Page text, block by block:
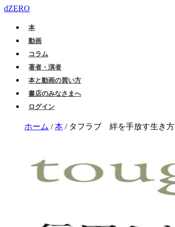
dZERO
本
動画
コラム
著者・演者
本と動画の買い方
書店のみなさまへ
ログイン
ホーム / 本 /タフラブ 絆を手放す生き方